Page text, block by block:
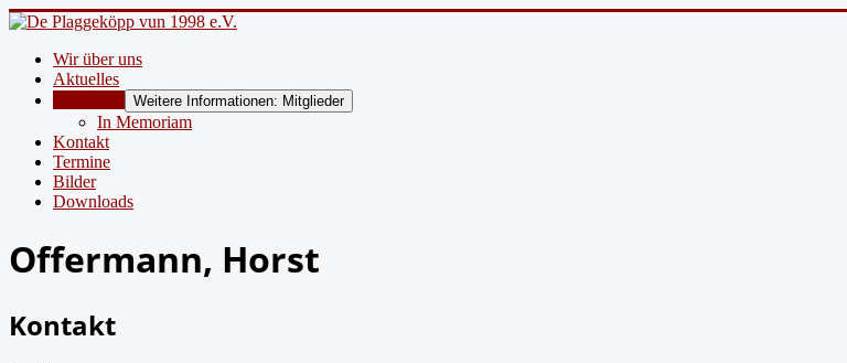
Wir über uns
Aktuelles
Weitere Informationen: Mitglieder
In Memoriam
Kontakt
Termine
Bilder
Downloads
Offermann, Horst
Kontakt